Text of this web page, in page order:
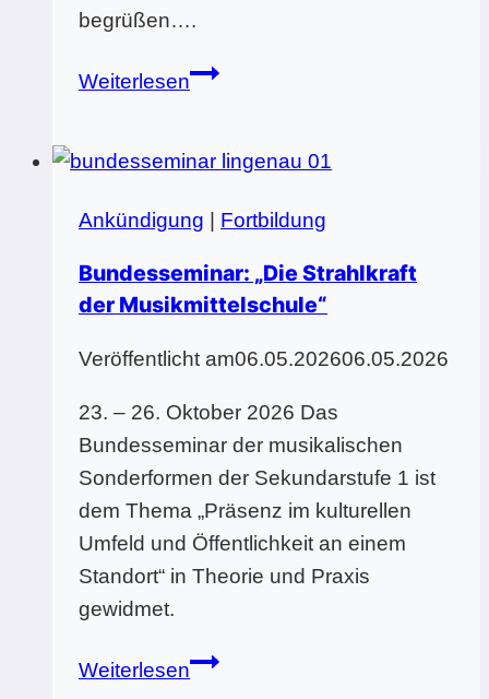
begrüßen….
WeiterlesenBundesseminar
Ankündigung | Fortbildung
Bundesseminar: „Die Strahlkraft
der Musikmittelschule“
Veröffentlicht am06.05.202606.05.2026
23. – 26. Oktober 2026 Das
Bundesseminar der musikalischen
Sonderformen der Sekundarstufe 1 ist
dem Thema „Präsenz im kulturellen
Umfeld und Öffentlichkeit an einem
Standort“ in Theorie und Praxis
gewidmet.
WeiterlesenBundesseminar: